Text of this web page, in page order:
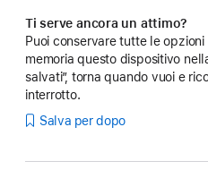
Ti serve ancora un attimo?
Puoi conservare tutte le
memoria questo dispositivo
salvati”, torna quando vuoi e
interrotto.
Salva per dopo